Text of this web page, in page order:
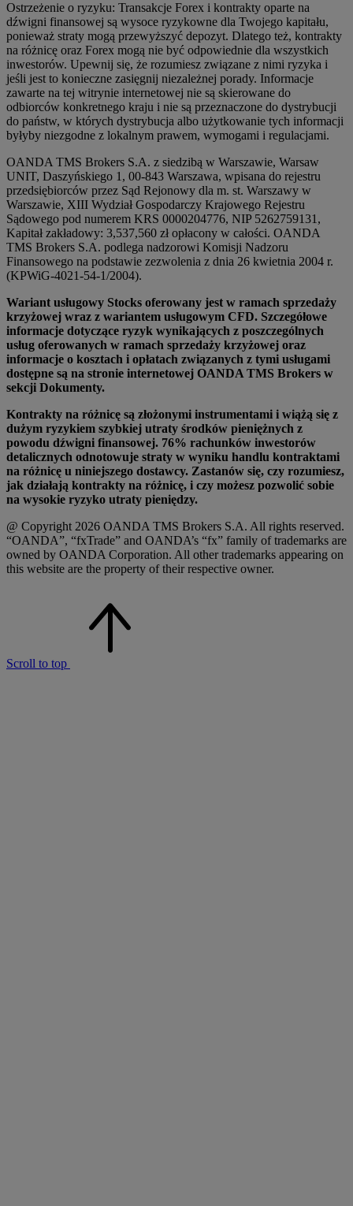
Ostrzeżenie o ryzyku: Transakcje Forex i kontrakty oparte na
dźwigni finansowej są wysoce ryzykowne dla Twojego kapitału,
ponieważ straty mogą przewyższyć depozyt. Dlatego też, kontrakty
na różnicę oraz Forex mogą nie być odpowiednie dla wszystkich
inwestorów. Upewnij się, że rozumiesz związane z nimi ryzyka i
jeśli jest to konieczne zasięgnij niezależnej porady. Informacje
zawarte na tej witrynie internetowej nie są skierowane do
odbiorców konkretnego kraju i nie są przeznaczone do dystrybucji
do państw, w których dystrybucja albo użytkowanie tych informacji
byłyby niezgodne z lokalnym prawem, wymogami i regulacjami.
OANDA TMS Brokers S.A. z siedzibą w Warszawie, Warsaw
UNIT, Daszyńskiego 1, 00-843 Warszawa, wpisana do rejestru
przedsiębiorców przez Sąd Rejonowy dla m. st. Warszawy w
Warszawie, XIII Wydział Gospodarczy Krajowego Rejestru
Sądowego pod numerem KRS 0000204776, NIP 5262759131,
Kapitał zakładowy: 3,537,560 zł opłacony w całości. OANDA
TMS Brokers S.A. podlega nadzorowi Komisji Nadzoru
Finansowego na podstawie zezwolenia z dnia 26 kwietnia 2004 r.
(KPWiG-4021-54-1/2004).
Wariant usługowy Stocks oferowany jest w ramach sprzedaży
krzyżowej wraz z wariantem usługowym CFD. Szczegółowe
informacje dotyczące ryzyk wynikających z poszczególnych
usług oferowanych w ramach sprzedaży krzyżowej oraz
informacje o kosztach i opłatach związanych z tymi usługami
dostępne są na stronie internetowej OANDA TMS Brokers w
sekcji Dokumenty.
Kontrakty na różnicę są złożonymi instrumentami i wiążą się z
dużym ryzykiem szybkiej utraty środków pieniężnych z
powodu dźwigni finansowej. 76% rachunków inwestorów
detalicznych odnotowuje straty w wyniku handlu kontraktami
na różnicę u niniejszego dostawcy. Zastanów się, czy rozumiesz,
jak działają kontrakty na różnicę, i czy możesz pozwolić sobie
na wysokie ryzyko utraty pieniędzy.
@ Copyright 2026 OANDA TMS Brokers S.A. All rights reserved.
“OANDA”, “fxTrade” and OANDA’s “fx” family of trademarks are
owned by OANDA Corporation. All other trademarks appearing on
this website are the property of their respective owner.
Scroll to top